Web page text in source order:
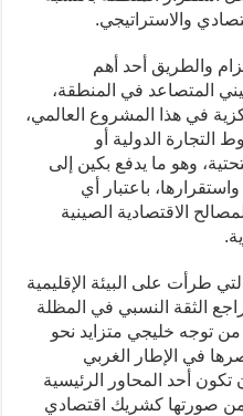
والاستراتيجي.
والطريق أحد أهم
المتصاعد في المنطقة،
في هذا المشروع العالمي،
التجارة الدولية أو
وهو ما يدفع بكين إلى
باعتبار أي
الاقتصادية الصينية
طرأت على البيئة الإقليمية
الثقة النسبي في المظلة
من توجه خليجي متزايد نحو
في الإطار الغربي
أحد المحاور الرئيسية
من صورتها كشريك اقتصادي